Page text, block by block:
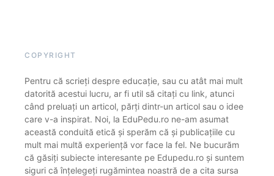
COPYRIGHT
Pentru că scrieți despre educație, sau cu atât mai mult
datorită acestui lucru, ar fi util să citați cu link, atunci
când preluați un articol, părți dintr-un articol sau o idee
care v-a inspirat. Noi, la EduPedu.ro ne-am asumat
această conduită etică și sperăm că și publicațiile cu
mult mai multă experiență vor face la fel. Ne bucurăm
că găsiți subiecte interesante pe Edupedu.ro și suntem
siguri că înțelegeți rugămintea noastră de a cita sursa